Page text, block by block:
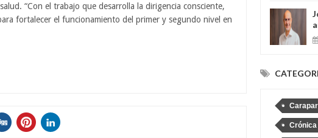
“Con el trabajo que desarrolla la dirigencia consciente,
fortalecer el funcionamiento del primer y segundo nivel en
Crónica